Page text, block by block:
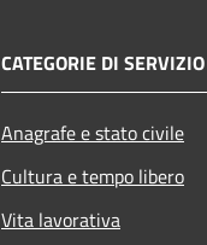
CATEGORIE DI SERVIZIO
Anagrafe e stato civile
Cultura e tempo libero
Vita lavorativa